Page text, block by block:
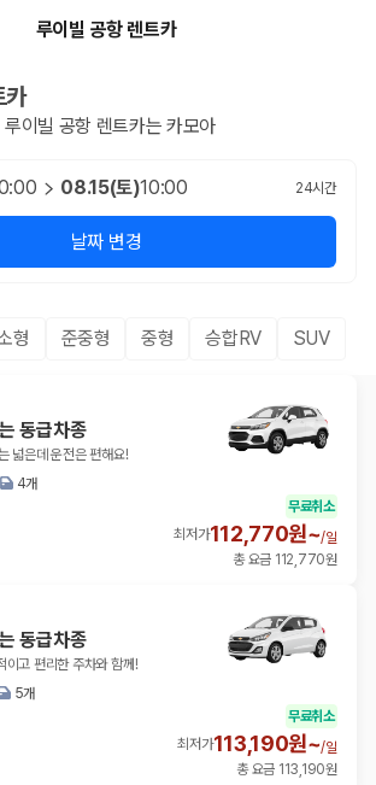
루이빌 공항 렌트카
루이빌 공항 렌트카는 카모아
08.15(토)10:00 24시간
날짜 변경
형 준중형 중형 승합RV SUV
동급차종
은데 운전은 편해요!
4개
무료취소
최저가112,770원~/일
총 요금 112,770원
동급차종
고 편리한 주차와 함께!
5개
무료취소
최저가113,190원~/일
총 요금 113,190원